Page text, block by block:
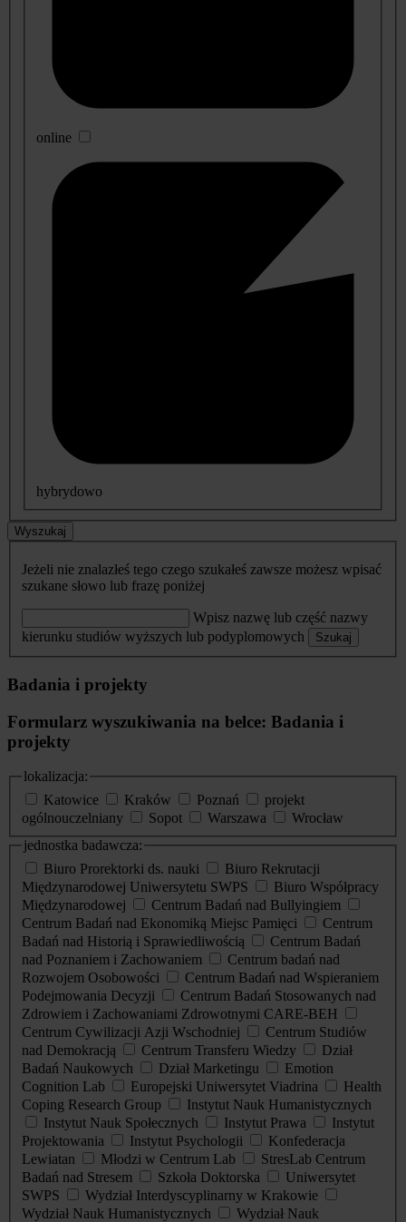
online
hybrydowo
Wyszukaj
Jeżeli nie znalazłeś tego czego szukałeś zawsze możesz wpisać
szukane słowo lub frazę poniżej
Wpisz nazwę lub część nazwy
kierunku studiów wyższych lub podyplomowych
Szukaj
Badania i projekty
Formularz wyszukiwania na belce: Badania i
projekty
lokalizacja:
Katowice
Kraków Poznań
projekt
ogólnouczelniany
Sopot Warszawa
Wrocław
jednostka badawcza:
Biuro Prorektorki ds. nauki
Biuro Rekrutacji
Międzynarodowej Uniwersytetu SWPS
Biuro Współpracy
Międzynarodowej
Centrum Badań nad Bullyingiem
Centrum Badań nad Ekonomiką Miejsc Pamięci
Centrum
Badań nad Historią i Sprawiedliwością
Centrum Badań
nad Poznaniem i Zachowaniem
Centrum badań nad
Rozwojem Osobowości
Centrum Badań nad Wspieraniem
Podejmowania Decyzji
Centrum Badań Stosowanych nad
Zdrowiem i Zachowaniami Zdrowotnymi CARE-BEH
Centrum Cywilizacji Azji Wschodniej
Centrum Studiów
nad Demokracją
Centrum Transferu Wiedzy
Dział
Badań Naukowych
Dział Marketingu
Emotion
Cognition Lab
Europejski Uniwersytet Viadrina
Health
Coping Research Group
Instytut Nauk Humanistycznych
Instytut Nauk Społecznych
Instytut Prawa
Instytut
Projektowania
Instytut Psychologii
Konfederacja
Lewiatan
Młodzi w Centrum Lab
StresLab Centrum
Badań nad Stresem
Szkoła Doktorska
Uniwersytet
SWPS
Wydział Interdyscyplinarny w Krakowie
Wydział Nauk Humanistycznych
Wydział Nauk